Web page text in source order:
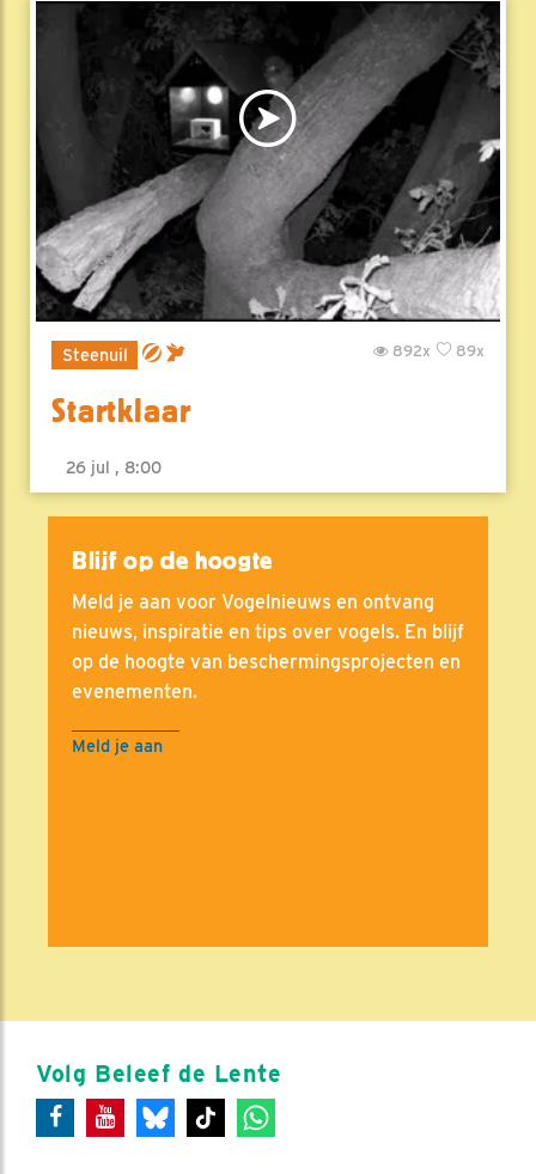
Steenuil 89x
892x
Startklaar
26 jul , 8:00
Blijf op de hoogte
Meld je aan voor Vogelnieuws en ontvang
nieuws, inspiratie en tips over vogels. En blijf
op de hoogte van beschermingsprojecten en
evenementen.
Meld je aan
Volg Beleef de Lente